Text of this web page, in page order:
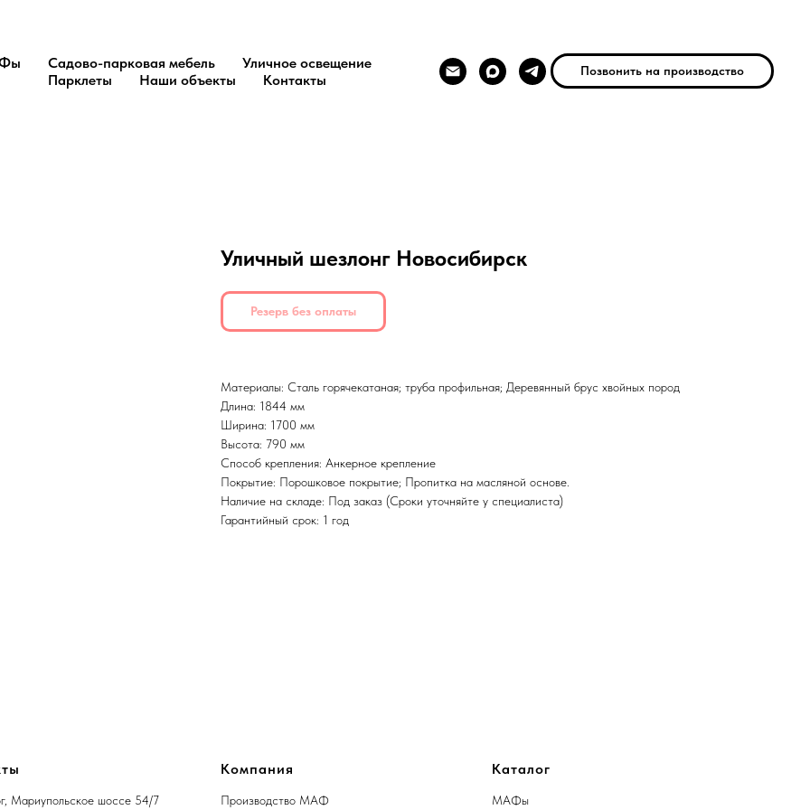
Садово-парковая мебель
Уличное освещение
Парклеты
Наши объекты Контакты
Позвонить на производство
Уличный шезлонг Новосибирск
Резерв без оплаты
Материалы: Сталь горячекатаная; труба профильная; Деревянный брус хвойных пород
Длина: 1844 мм
Ширина: 1700 мм
Высота: 790 мм
Способ крепления: Анкерное крепление
Покрытие: Порошковое покрытие; Пропитка на масляной основе.
Наличие на складе: Под заказ (Сроки уточняйте у специалиста)
Гарантийный срок: 1 год
Мариупольское шоссе 54/7
Компания
Производство МАФ
Каталог
МАФы